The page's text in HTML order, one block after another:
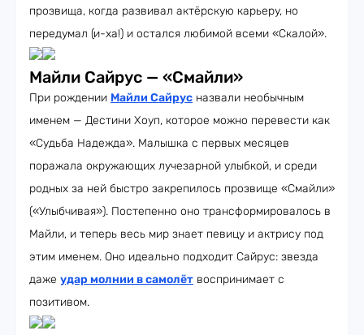
прозвища, когда развивал актёрскую карьеру, но
передумал (и-ха!) и остался любимой всеми «Скалой».
Майли Сайрус — «Смайли»
При рождении Майли Сайрус назвали необычным
именем — Дестини Хоуп, которое можно перевести как
«Судьба Надежда». Малышка с первых месяцев
поражала окружающих лучезарной улыбкой, и среди
родных за ней быстро закрепилось прозвище «Смайли»
(«Улыбчивая»). Постепенно оно трансформировалось в
Майли, и теперь весь мир знает певицу и актрису под
этим именем. Оно идеально подходит Сайрус: звезда
даже удар молнии в самолёт воспринимает с
позитивом.